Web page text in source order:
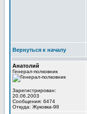
Вернуться к началу
Анатолий
Генерал-полковник
Зарегистрирован:
20.06.2003
Сообщения: 6474
Откуда: Жуковка-98